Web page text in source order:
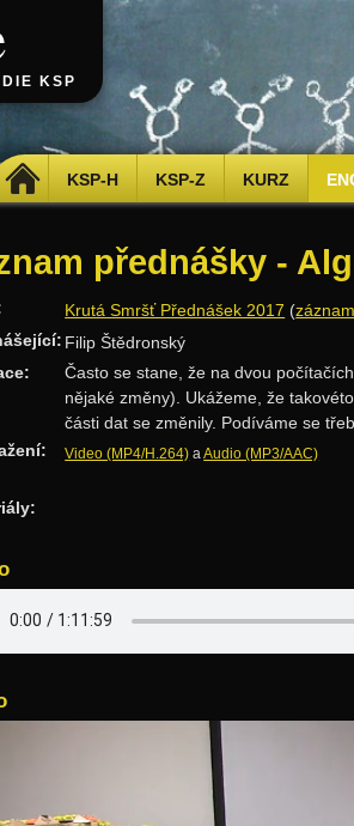
KSP
DOMŮ KSP-H KSP-Z KURZ
přednášky -
Krutá Smršť Přednášek 2017 (
Filip Štědronský
Často se stane, že na dvou
nějaké změny). Ukážeme, že
části dat se změnily. Podíváme se
Video (MP4/H.264) aAudio (MP3/AAC)